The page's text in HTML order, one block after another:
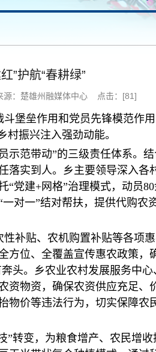
”护航“春耕绿”
：楚雄州融媒体中心 点击：[81]
堡垒作用和党员先锋模范作
振兴注入强劲动能。
范带动”的三级责任体系。
实到人。乡主要领导深入各
党建+网格”治理模式，动员
对一”结对帮扶，提供代购农
补贴、农机购置补贴等各项
方位、全覆盖宣传惠农政策，
头。乡农业农村发展服务中
物资，确保农资供应充足、
价等违法行为，切实保障农
转变，为粮食增产、农民增